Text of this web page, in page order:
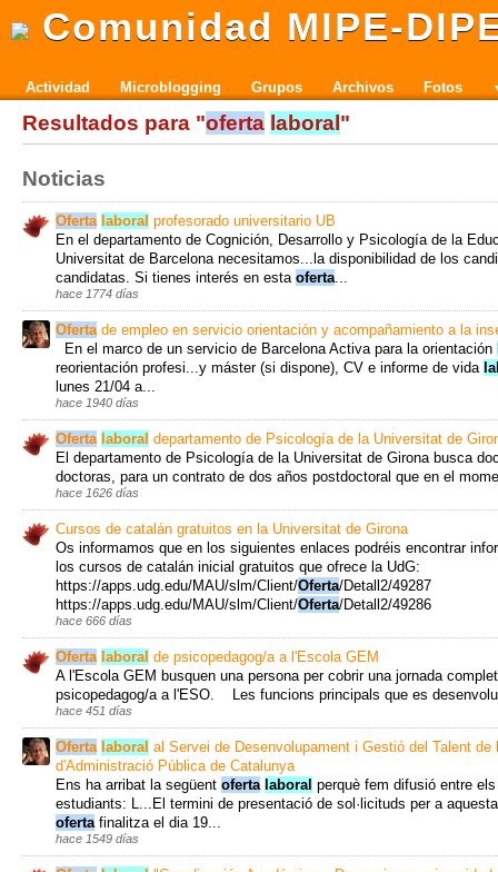
Comunidad MIPE-
Actividad Microblogging Grupos Archivos Fotos
Resultados para "oferta laboral "
Noticias
Oferta laboral profesorado universitario UB
En el departamento de Cognición, Desarrollo y Psicología de la
Universitat de Barcelona necesitamos...la disponibilidad de los
candidatas. Si tienes interés en esta oferta...
hace 1774 días
Ofertade empleo en servicio orientación y acompañamiento a la
En el marco de un servicio de Barcelona Activa para la orientación
reorientación profesi...y máster (si dispone), CV e informe de vida
lunes 21/04 a...
hace 1940 días
Oferta laboral departamento de Psicología de la Universitat de
El departamento de Psicología de la Universitat de Girona busca
doctoras, para un contrato de dos años postdoctoral que en el
hace 1626 días
Cursos de catalán gratuitos en la Universitat de Girona
Os informamos que en los siguientes enlaces podréis encontrar
los cursos de catalán inicial gratuitos que ofrece la UdG:
https://apps.udg.edu/MAU/slm/Client/Oferta/Detall2/49287
https://apps.udg.edu/MAU/slm/Client/Oferta/Detall2/49286
hace 666 días
Oferta laboral de psicopedagog/a a l'Escola GEM
A l'Escola GEM busquen una persona per cobrir una jornada
psicopedagog/a a l'ESO. Les funcions principals que es
hace 451 días
Oferta laboral al Servei de Desenvolupament i Gestió del Talent de
d'Administració Pública de Catalunya
Ens ha arribat la següent oferta laboral perquè fem difusió entre
estudiants: L...El termini de presentació de sol·licituds per a aquesta
ofertafinalitza el dia 19...
hace 1549 días